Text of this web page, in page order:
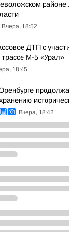
районе
Вчера, 18:52
ДТП с
трассе М-5 «Урал»
18:45
Вчера, 18:42